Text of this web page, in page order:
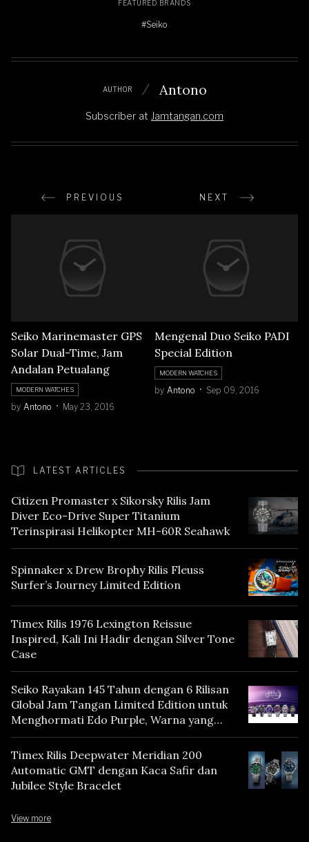
FEATURED BRANDS
#Seiko
AUTHOR Antono
Subscriber at Jamtangan.com
PREVIOUS NEXT
Seiko Marinemaster GPS
Solar Dual-Time, Jam
Andalan Petualang
MODERN WATCHES
by Antono May 23, 2016
Mengenal Duo Seiko PADI
Special Edition
MODERN WATCHES
by Antono Sep 09, 2016
LATEST ARTICLES
Citizen Promaster x Sikorsky Rilis Jam
Diver Eco-Drive Super Titanium
Terinspirasi Helikopter MH-60R Seahawk
Spinnaker x Drew Brophy Rilis Fleuss
Surfer’s Journey Limited Edition
Timex Rilis 1976 Lexington Reissue
Inspired, Kali Ini Hadir dengan Silver Tone
Case
Seiko Rayakan 145 Tahun dengan 6 Rilisan
Global Jam Tangan Limited Edition untuk
Menghormati Edo Purple, Warna yang
Mencerminkan Warisan Tokyo
Timex Rilis Deepwater Meridian 200
Automatic GMT dengan Kaca Safir dan
Jubilee Style Bracelet
View more